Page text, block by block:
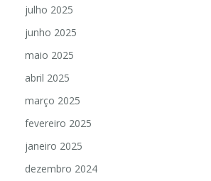
julho 2025
junho 2025
maio 2025
abril 2025
março 2025
fevereiro 2025
janeiro 2025
dezembro 2024